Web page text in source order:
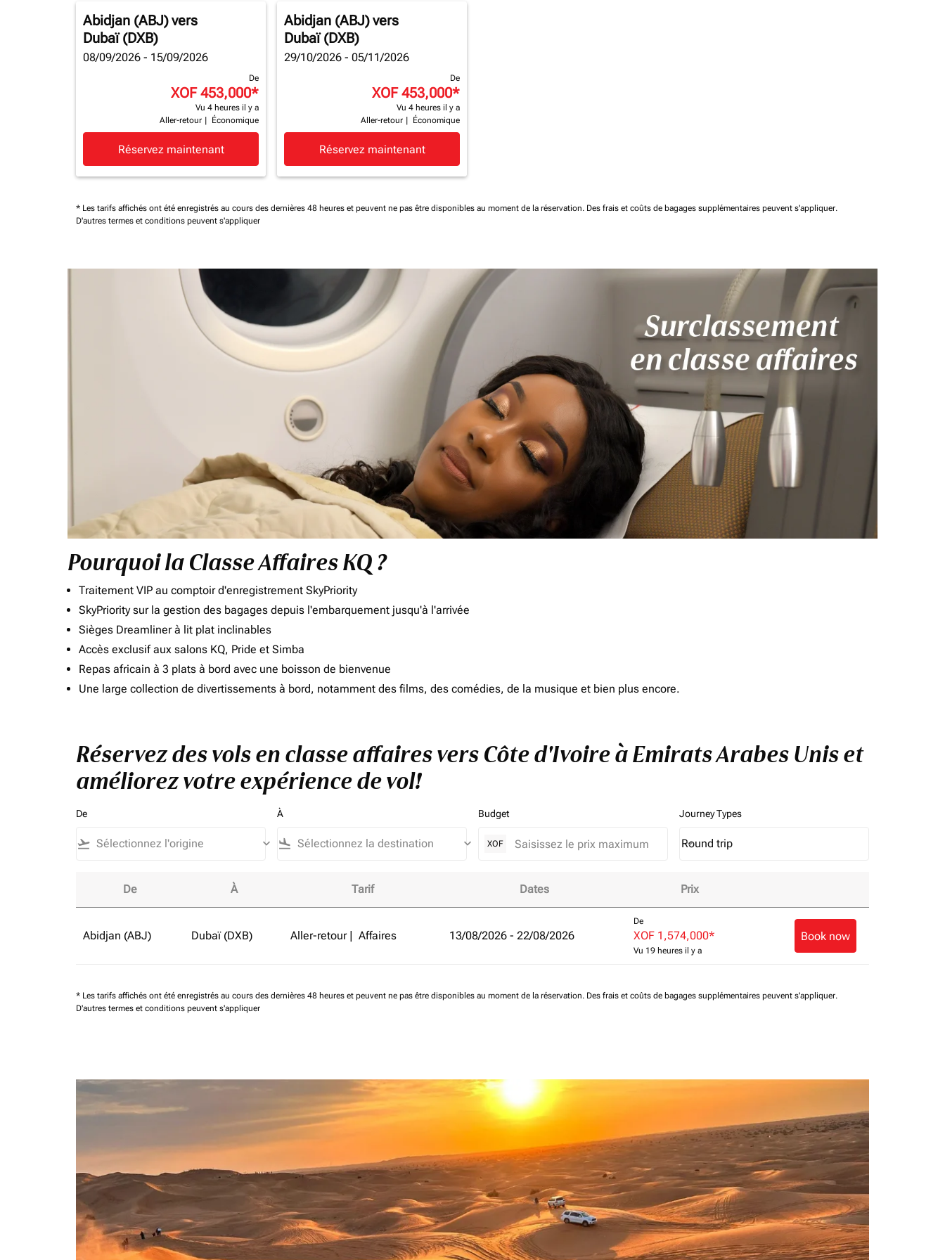
Abidjan (ABJ)vers
Dubaï (DXB)
08/09/2026 - 15/09/2026
De
XOF 453,000*
Vu 4 heures il y a
Aller-retour
Économique
Réservez maintenant
Abidjan (ABJ)vers
Dubaï (DXB)
29/10/2026 - 05/11/2026
De
XOF 453,000*
Vu 4 heures il y a
Aller-retour
Économique
Réservez maintenant
* Les tarifs affichés ont été enregistrés au cours des dernières 48 heures et peuvent ne pas être disponibles au moment de la réservation. Des frais et coûts de bagages supplémentaires peuvent s'appliquer.
D'autres termes et conditions peuvent s'appliquer
Pourquoi la Classe Affaires KQ ?
Traitement VIP au comptoir d'enregistrement SkyPriority
SkyPriority sur la gestion des bagages depuis l'embarquement jusqu'à l'arrivée
Sièges Dreamliner à lit plat inclinables
Accès exclusif aux salons KQ, Pride et Simba
Repas africain à 3 plats à bord avec une boisson de bienvenue
Une large collection de divertissements à bord, notamment des films, des comédies, de la musique et bien plus encore.
Réservez des vols en classe affaires vers Côte d'Ivoire à Emirats Arabes Unis et
améliorez votre expérience de vol!
De
flight_takeoff keyboard_arrow_down
À
flight_land keyboard_arrow_down
Budget
XOF
Journey Types
Journey Types option Round trip Selected
Round trip
keyboard_arrow_down
Réservez des vols en classe affaires vers Côte d'Ivoire à Emirats Arabes Unis et améliorez votre expérience de vol!
De À Tarif Dates Prix
Abidjan (ABJ) Dubaï (DXB) Aller-retour | Affaires 13/08/2026 - 22/08/2026
De
XOF 1,574,000*
Vu 19 heures il y a
Book now
* Les tarifs affichés ont été enregistrés au cours des dernières 48 heures et peuvent ne pas être disponibles au moment de la réservation. Des frais et coûts de bagages supplémentaires peuvent s'appliquer.
D'autres termes et conditions peuvent s'appliquer